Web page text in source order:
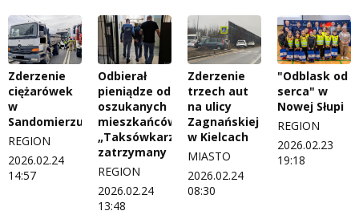
Zderzenie
ciężarówek
w
Sandomierzu
REGION
2026.02.24
14:57
Odbierał
pieniądze od
oszukanych
mieszkańców.
„Taksówkarz”
zatrzymany
REGION
2026.02.24
13:48
Zderzenie
trzech aut
na ulicy
Zagnańskiej
w Kielcach
MIASTO
2026.02.24
08:30
"Odblask od
serca" w
Nowej Słupi
REGION
2026.02.23
19:18